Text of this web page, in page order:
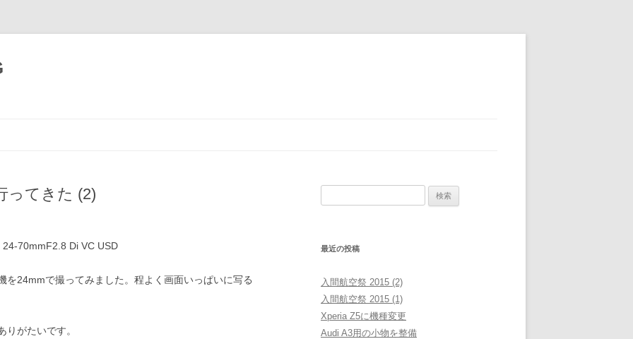
ってきた (2)
70mmF2.8 Di VC USD
を24mmで撮ってみました。程よく画面いっぱいに写る
がたいです。
最近の投稿
入間航空祭 2015 (2)
入間航空祭 2015 (1)
Xperia Z5に機種変更
Audi A3用の小物を整備